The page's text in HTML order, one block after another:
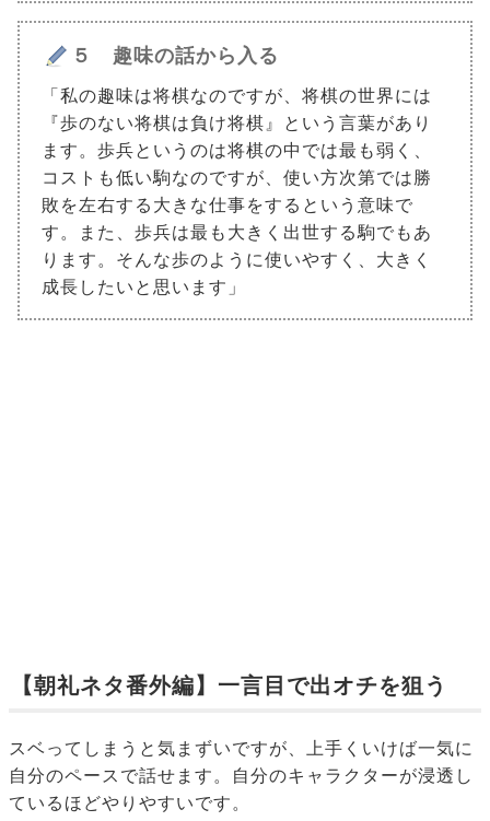
５ 趣味の話から入る
「私の趣味は将棋なのですが、将棋の世界には
『歩のない将棋は負け将棋』という言葉があり
ます。歩兵というのは将棋の中では最も弱く、
コストも低い駒なのですが、使い方次第では勝
敗を左右する大きな仕事をするという意味で
す。また、歩兵は最も大きく出世する駒でもあ
ります。そんな歩のように使いやすく、大きく
成長したいと思います」
【朝礼ネタ番外編】一言目で出オチを狙う
スベってしまうと気まずいですが、上手くいけば一気に
自分のペースで話せます。自分のキャラクターが浸透し
ているほどやりやすいです。